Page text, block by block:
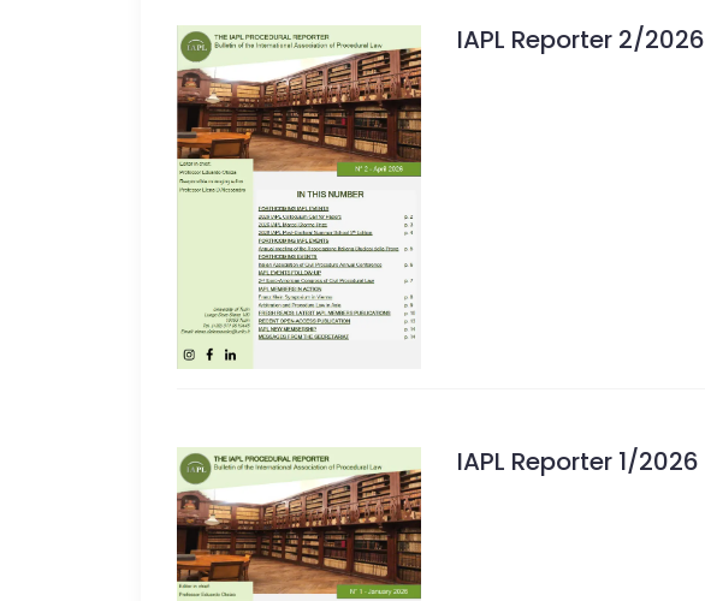
IAPL Reporter 2/2026
IAPL Reporter 1/2026